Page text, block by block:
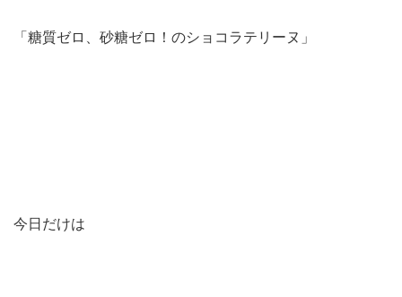
「糖質ゼロ、砂糖ゼロ！のショコラテリーヌ」
今日だけは